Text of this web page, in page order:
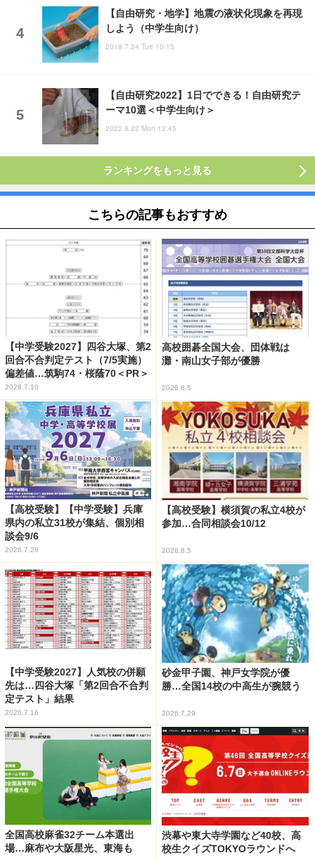
【自由研究・地学】地震の液状化現象を再現
しよう（中学生向け）
2018.7.24 Tue 10:15
【自由研究2022】1日でできる！自由研究テ
ーマ10選＜中学生向け＞
2022.8.22 Mon 12:45
ランキングをもっと見る
こちらの記事もおすすめ
【中学受験2027】四谷大塚、第2
回合不合判定テスト（7/5実施）
偏差値…筑駒74・桜蔭70＜PR＞
2026.7.10
高校囲碁全国大会、団体戦は
灘・南山女子部が優勝
2026.8.5
【高校受験】【中学受験】兵庫
県内の私立31校が集結、個別相
談会9/6
2026.7.28
【高校受験】横須賀の私立4校が
参加…合同相談会10/12
2026.8.5
【中学受験2027】人気校の併願
先は…四谷大塚「第2回合不合判
定テスト」結果
2026.7.16
砂金甲子園、神戸女学院が優
勝…全国14校の中高生が腕競う
2026.7.29
全国高校麻雀32チーム本選出
場…麻布や大阪星光、東海も
渋幕や東大寺学園など40校、高
校生クイズTOKYOラウンドへ